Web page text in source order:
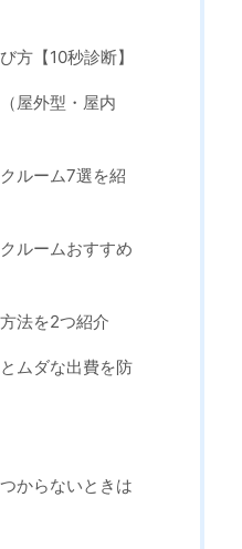
方【10秒診断】
屋外型・屋内
ルーム7選を紹
ルームおすすめ
法を2つ紹介
ムダな出費を防
からないときは